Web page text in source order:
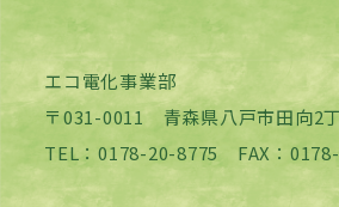
エコ電化事業部
〒031-0011 青森県八戸市田向2
TEL：0178-20-8775 FAX：